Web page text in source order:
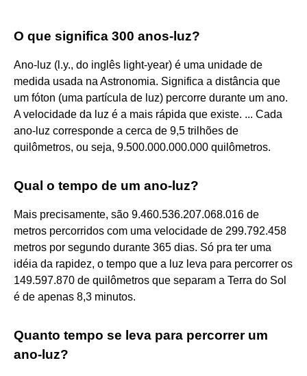
O que significa 300 anos-luz?
Ano-luz (l.y., do inglês light-year) é uma unidade de
medida usada na Astronomia. Significa a distância que
um fóton (uma partícula de luz) percorre durante um ano.
A velocidade da luz é a mais rápida que existe. ... Cada
ano-luz corresponde a cerca de 9,5 trilhões de
quilômetros, ou seja, 9.500.000.000.000 quilômetros.
Qual o tempo de um ano-luz?
Mais precisamente, são 9.460.536.207.068.016 de
metros percorridos com uma velocidade de 299.792.458
metros por segundo durante 365 dias. Só pra ter uma
idéia da rapidez, o tempo que a luz leva para percorrer os
149.597.870 de quilômetros que separam a Terra do Sol
é de apenas 8,3 minutos.
Quanto tempo se leva para percorrer um
ano-luz?